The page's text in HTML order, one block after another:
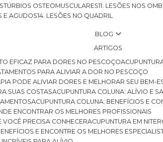
OSTEOMUSCULARES 11. LESÕES NOS
E AGUDOS 14. LESÕES NO QUADRIL
BLOG
ARTIGOS
EFICAZ PARA DORES NO PESCOÇO
PARA ALIVIAR A DOR NO PESCOÇO
PODE ALIVIAR DORES E MELHORAR SEU BEM-
SUAS COSTAS
ACUPUNTURA COLUNA: ALÍVIO E
ACUPUNTURA COLUNA: BENEFÍCIOS E
ENCONTRAR OS MELHORES PROFISSIONAIS
VOCÊ PRECISA CONHECER
ACUPUNTURA EM
E ENCONTRE OS MELHORES